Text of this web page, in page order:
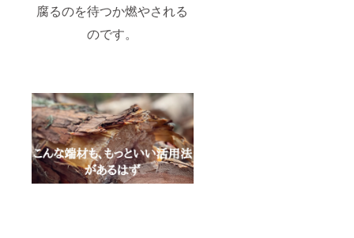
腐るのを待つか燃やされる
のです。